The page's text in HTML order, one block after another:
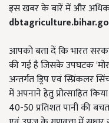
इस खबर के बारें में और
आपको बता दें कि भारत सरकार
की गई है जिसके उपघटक 'मोर
अन्तर्गत ड्रिप एवं स्प्रिंकलर
में अपनाने हेतु प्रोत्साहित
40-50 प्रतिशत पानी की